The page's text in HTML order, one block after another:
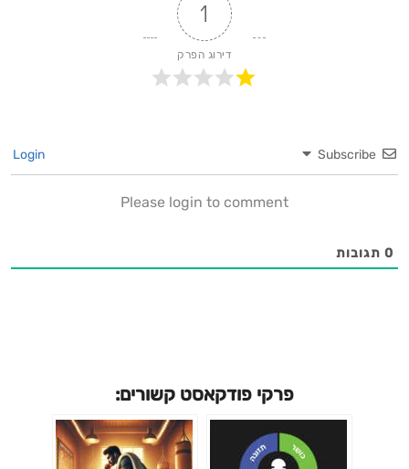
1
דירוג הפרק
Subscribe
Please login to comment
0 תגובות
פרקי פודקאסט קשורים: